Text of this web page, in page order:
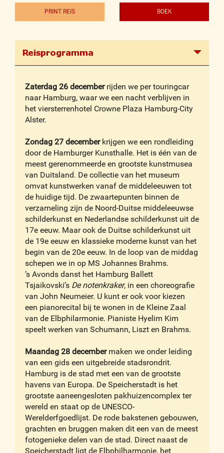
PRINT REIS BOEK
Reisprogramma
Zaterdag 26 decemberrijden we per touringcar
naar Hamburg, waar we een nacht verblijven in
het viersterrenhotel Crowne Plaza Hamburg-City
Alster.
Zondag 27 decemberkrijgen we een rondleiding
door de Hamburger Kunsthalle. Het is één van de
meest gerenommeerde en grootste kunstmusea
van Duitsland. De collectie van het museum
omvat kunstwerken vanaf de middeleeuwen tot
de huidige tijd. De zwaartepunten binnen de
verzameling zijn de Noord-Duitse middeleeuwse
schilderkunst en Nederlandse schilderkunst uit de
17e eeuw. Maar ook de Duitse schilderkunst uit
de 19e eeuw en klassieke moderne kunst van het
begin van de 20e eeuw. In de loop van de middag
schepen we in op MS Johannes Brahms.
’s Avonds danst het Hamburg Ballett
Tsjaikovski’s De notenkraker, in een choreografie
van John Neumeier. U kunt er ook voor kiezen
een pianorecital bij te wonen in de Kleine Zaal
van de Elbphilarmonie. Pianiste Hyelim Kim
speelt werken van Schumann, Liszt en Brahms.
Maandag 28 decembermaken we onder leiding
van een gids een uitgebreide stadsrondrit.
Hamburg is de stad met een van de grootste
havens van Europa. De Speicherstadt is het
grootste aaneengesloten pakhuizencomplex ter
wereld en staat op de UNESCO-
Werelderfgoedlijst. De rode bakstenen gebouwen,
grachten en bruggen maken dit een van de meest
fotogenieke delen van de stad. Direct naast de
Speicherstadt ligt de Elbphilharmonie, het